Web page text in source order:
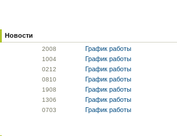
Новости
2008 График работы
1004 График работы
0212 График работы
0810 График работы
1908 График работы
1306 График работы
0703 График работы